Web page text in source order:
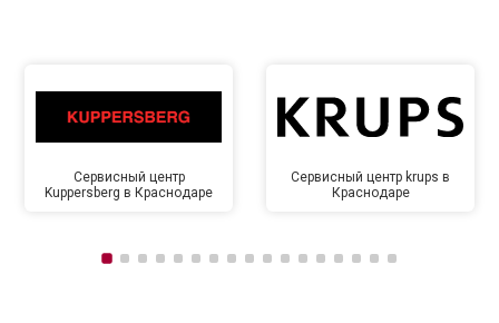
Сервисный центр
Kuppersberg в Краснодаре
Сервисный центр krups в
Краснодаре